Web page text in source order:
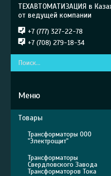
ТЕХАВТОМАТИЗАЦИЯ в
от ведущей компании
+7 (777) 327-22-78
+7 (708) 279-18-34
Товары
Трансформаторы ООО
"Электрощит"
Трансформаторы
Свердловского Завода
Трансформаторов Тока